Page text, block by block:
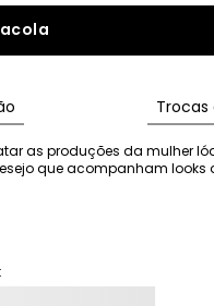
Trocas
as produções da mulher
que acompanham looks